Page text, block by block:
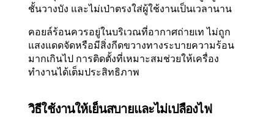
ชั้นวางบัง และไม่เป่าตรงใส่ผู้ใช้งานเป็นเวลานาน
คอยล์ร้อนควรอยู่ในบริเวณที่อากาศถ่ายเท ไม่ถูก
แสงแดดจัดหรือมีสิ่งกีดขวางทางระบายความร้อน
มากเกินไป การติดตั้งที่เหมาะสมช่วยให้เครื่อง
ทำงานได้เต็มประสิทธิภาพ
วิธีใช้งานให้เย็นสบายและไม่เปลืองไฟ